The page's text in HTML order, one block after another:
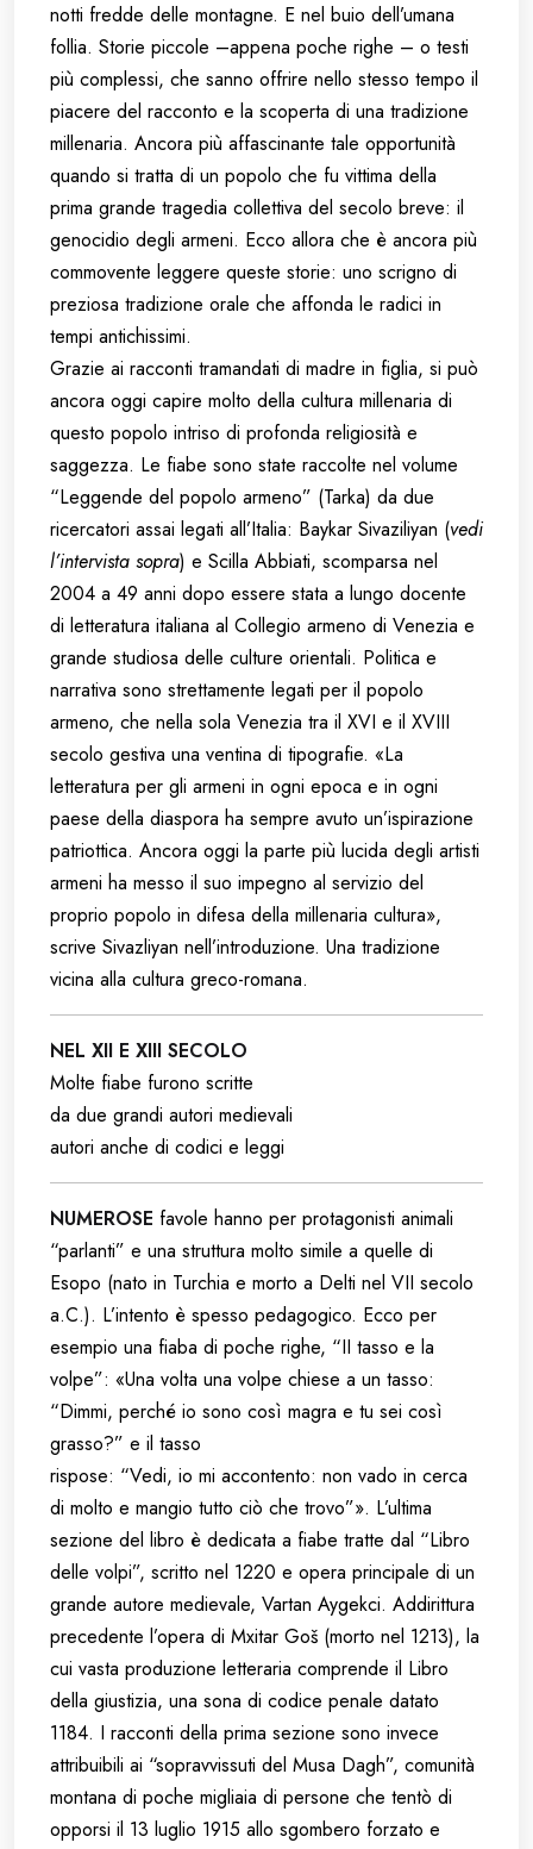
notti fredde delle montagne. E nel buio dell’umana
follia. Storie piccole –appena poche righe – o testi
più complessi, che sanno offrire nello stesso tempo il
piacere del racconto e la scoperta di una tradizione
millenaria. Ancora più affascinante tale opportunità
quando si tratta di un popolo che fu vittima della
prima grande tragedia collettiva del secolo breve: il
genocidio degli armeni. Ecco allora che è ancora più
commovente leggere queste storie: uno scrigno di
preziosa tradizione orale che affonda le radici in
tempi antichissimi.
Grazie ai racconti tramandati di madre in figlia, si può
ancora oggi capire molto della cultura millenaria di
questo popolo intriso di profonda religiosità e
saggezza. Le fiabe sono state raccolte nel volume
“Leggende del popolo armeno” (Tarka) da due
ricercatori assai legati all’Italia: Baykar Sivaziliyan (vedi
l’intervista sopra) e Scilla Abbiati, scomparsa nel
2004 a 49 anni dopo essere stata a lungo docente
di letteratura italiana al Collegio armeno di Venezia e
grande studiosa delle culture orientali. Politica e
narrativa sono strettamente legati per il popolo
armeno, che nella sola Venezia tra il XVI e il XVIII
secolo gestiva una ventina di tipografie. «La
letteratura per gli armeni in ogni epoca e in ogni
paese della diaspora ha sempre avuto un’ispirazione
patriottica. Ancora oggi la parte più lucida degli artisti
armeni ha messo il suo impegno al servizio del
proprio popolo in difesa della millenaria cultura»,
scrive Sivazliyan nell’introduzione. Una tradizione
vicina alla cultura greco-romana.
NEL XII E XIII SECOLO
Molte fiabe furono scritte
da due grandi autori medievali
autori anche di codici e leggi
NUMEROSE favole hanno per protagonisti animali
“parlanti” e una struttura molto simile a quelle di
Esopo (nato in Turchia e morto a Delti nel VII secolo
a.C.). L’intento è spesso pedagogico. Ecco per
esempio una fiaba di poche righe, “II tasso e la
volpe”: «Una volta una volpe chiese a un tasso:
“Dimmi, perché io sono così magra e tu sei così
grasso?” e il tasso
rispose: “Vedi, io mi accontento: non vado in cerca
di molto e mangio tutto ciò che trovo”». L’ultima
sezione del libro è dedicata a fiabe tratte dal “Libro
delle volpi”, scritto nel 1220 e opera principale di un
grande autore medievale, Vartan Aygekci. Addirittura
precedente l’opera di Mxitar Goš (morto nel 1213), la
cui vasta produzione letteraria comprende il Libro
della giustizia, una sona di codice penale datato
1184. I racconti della prima sezione sono invece
attribuibili ai “sopravvissuti del Musa Dagh”, comunità
montana di poche migliaia di persone che tentò di
opporsi il 13 luglio 1915 allo sgombero forzato e